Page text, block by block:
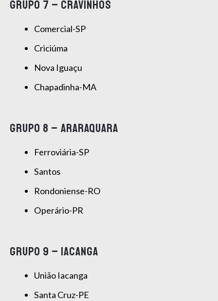
GRUPO 7 – CRAVINHOS
Comercial-SP
Criciúma
Nova Iguaçu
Chapadinha-MA
GRUPO 8 – ARARAQUARA
Ferroviária-SP
Santos
Rondoniense-RO
Operário-PR
GRUPO 9 – IACANGA
União Iacanga
Santa Cruz-PE